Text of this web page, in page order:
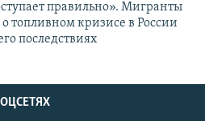
правильно». Мигранты
топливном кризисе в России
последствиях